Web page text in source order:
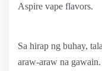
Aspire vape flavors.
Sa hirap ng buhay,
araw-araw na